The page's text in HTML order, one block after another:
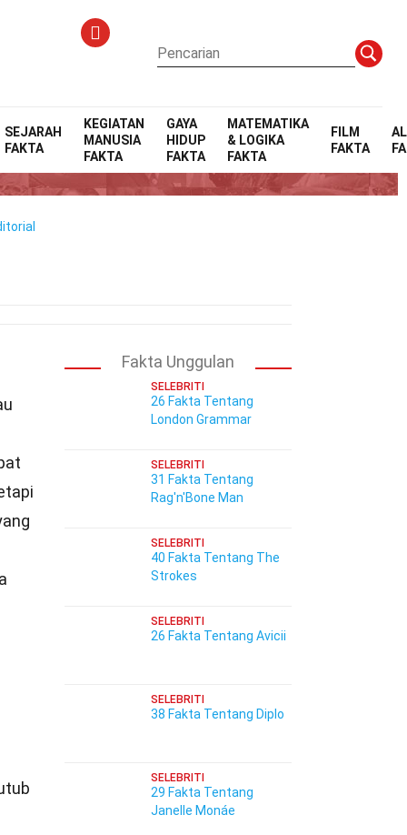
SEJARAH
FAKTA
KEGIATAN
MANUSIA
FAKTA
GAYA
HIDUP
FAKTA
MATEMATIKA
& LOGIKA
FAKTA
FILM
FAKTA
Fakta Unggulan
SELEBRITI
26 Fakta Tentang
London Grammar
SELEBRITI
31 Fakta Tentang
Rag'n'Bone Man
SELEBRITI
40 Fakta Tentang The
Strokes
SELEBRITI
26 Fakta Tentang Avicii
SELEBRITI
38 Fakta Tentang Diplo
SELEBRITI
29 Fakta Tentang
Janelle Monáe